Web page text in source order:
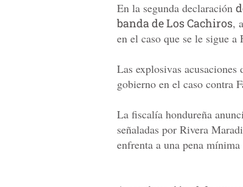
En la segunda declaración
banda de Los Cachiros,
en el caso que se le sigue
Las explosivas
gobierno en el caso contra
La fiscalía hondureña
señaladas por Rivera
enfrenta a una pena mínima